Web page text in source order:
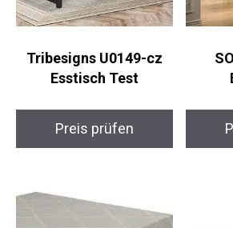
Tribesigns U0149-cz
Esstisch Test
Preis prüfen